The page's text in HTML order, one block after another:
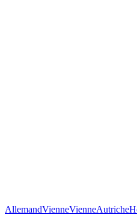
AllemandVienneVienneAutriche